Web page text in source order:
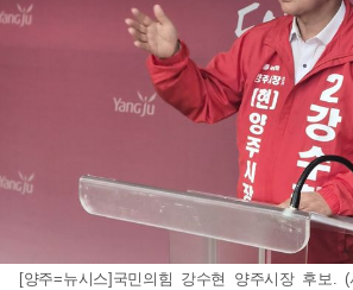
[양주=뉴시스]국민의힘 강수현 양주시장 후보.